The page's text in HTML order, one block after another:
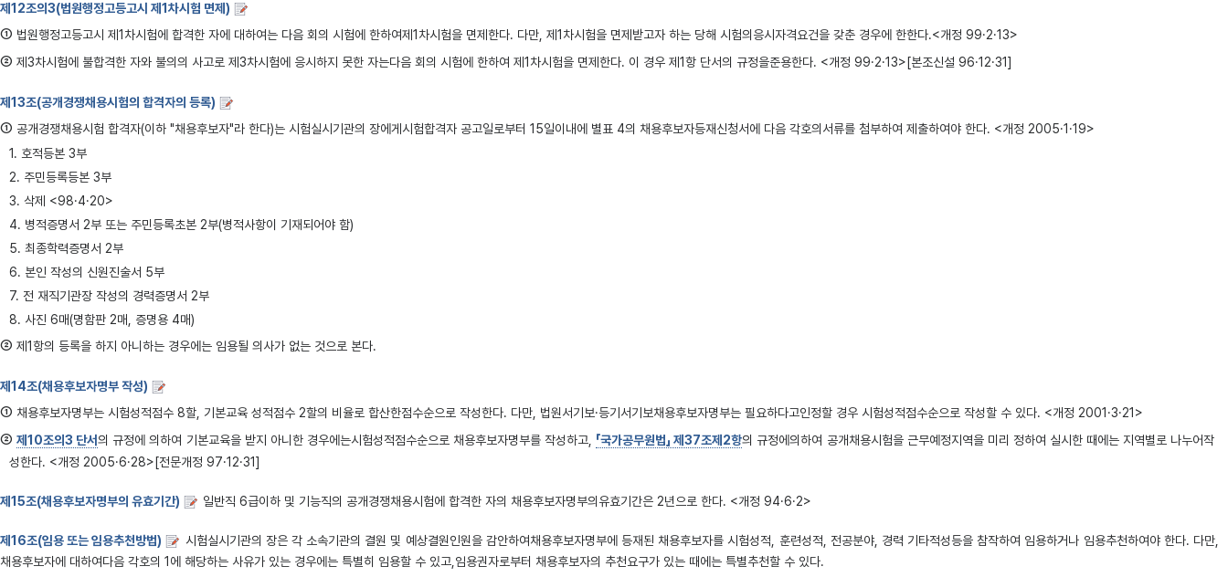
제12조의3(법원행정고등고시 제1차시험 면제)
① 법원행정고등고시 제1차시험에 합격한 자에 대하여는 다음 회의 시험에 한하여제1차시험을 면제한다. 다만, 제1차시험을 면제받고자 하는 당해 시험의응시자격요건을 갖춘 경우에 한한다.<개정 99·2·13>
② 제3차시험에 불합격한 자와 불의의 사고로 제3차시험에 응시하지 못한 자는다음 회의 시험에 한하여 제1차시험을 면제한다. 이 경우 제1항 단서의 규정을준용한다. <개정 99·2·13>[본조신설 96·12·31]
제13조(공개경쟁채용시험의 합격자의 등록)
① 공개경쟁채용시험 합격자(이하 "채용후보자"라 한다)는 시험실시기관의 장에게시험합격자 공고일로부터 15일이내에 별표 4의 채용후보자등재신청서에 다음 각호의서류를 첨부하여 제출하여야 한다. <개정 2005·1·19>
1. 호적등본 3부
2. 주민등록등본 3부
3. 삭제 <98·4·20>
4. 병적증명서 2부 또는 주민등록초본 2부(병적사항이 기재되어야 함)
5. 최종학력증명서 2부
6. 본인 작성의 신원진술서 5부
7. 전 재직기관장 작성의 경력증명서 2부
8. 사진 6매(명함판 2매, 증명용 4매)
② 제1항의 등록을 하지 아니하는 경우에는 임용될 의사가 없는 것으로 본다.
제14조(채용후보자명부 작성)
① 채용후보자명부는 시험성적점수 8할, 기본교육 성적점수 2할의 비율로 합산한점수순으로 작성한다. 다만, 법원서기보·등기서기보채용후보자명부는 필요하다고인정할 경우 시험성적점수순으로 작성할 수 있다. <개정 2001·3·21>
② 제10조의3 단서의 규정에 의하여 기본교육을 받지 아니한 경우에는시험성적점수순으로 채용후보자명부를 작성하고, 「국가공무원법」 제37조제2항의 규정에의하여 공개채용시험을 근무예정지역을 미리 정하여 실시한 때에는 지역별로 나누어작
성한다. <개정 2005·6·28>[전문개정 97·12·31]
제15조(채용후보자명부의 유효기간) 일반직 6급이하 및 기능직의 공개경쟁채용시험에 합격한 자의 채용후보자명부의유효기간은 2년으로 한다. <개정 94·6·2>
제16조(임용 또는 임용추천방법)
시험실시기관의 장은 각 소속기관의 결원 및 예상결원인원을 감안하여채용후보자명부에 등재된 채용후보자를 시험성적, 훈련성적, 전공분야, 경력 기타적성등을 참작하여 임용하거나 임용추천하여야 한다. 다만,
채용후보자에 대하여다음 각호의 1에 해당하는 사유가 있는 경우에는 특별히 임용할 수 있고,임용권자로부터 채용후보자의 추천요구가 있는 때에는 특별추천할 수 있다.